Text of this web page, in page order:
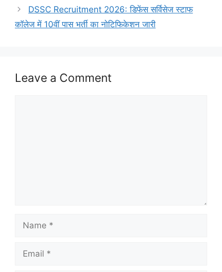
DSSC Recruitment 2026: डिफेंस सर्विसेज स्टाफ
कॉलेज में 10वीं पास भर्ती का नोटिफिकेशन जारी
Leave a Comment